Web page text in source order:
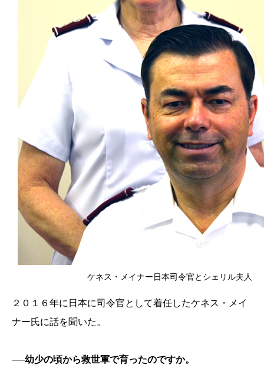
ケネス・メイナー日本司令官とシェリル夫人
２０１６年に日本に司令官として着任したケネス・メイ
ナー氏に話を聞いた。
──幼少の頃から救世軍で育ったのですか。